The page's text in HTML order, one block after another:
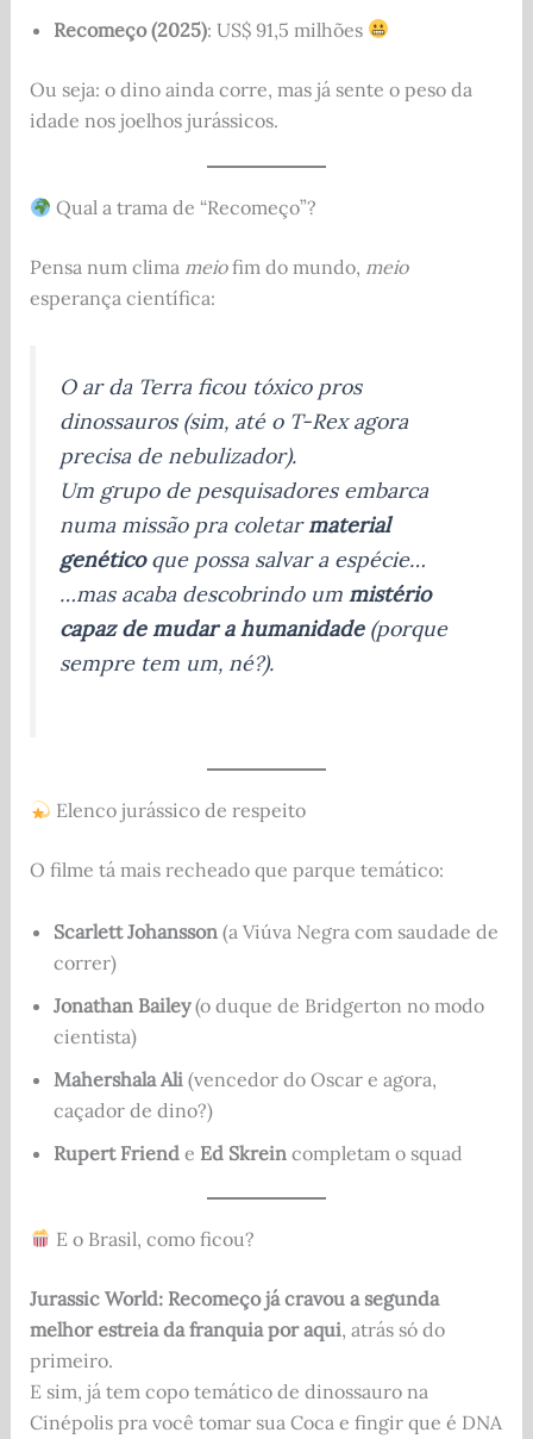
Recomeço (2025): US$ 91,5 milhões
Ou seja: o dino ainda corre, mas já sente o peso da
idade nos joelhos jurássicos.
Qual a trama de “Recomeço”?
Pensa num clima meiofim do mundo, meio
esperança científica:
O ar da Terra ficou tóxico pros
dinossauros (sim, até o T-Rex agora
precisa de nebulizador).
Um grupo de pesquisadores embarca
numa missão pra coletarmaterial
genéticoque possa salvar a espécie…
…mas acaba descobrindo um mistério
capaz de mudar a humanidade(porque
sempre tem um, né?).
Elenco jurássico de respeito
O filme tá mais recheado que parque temático:
Scarlett Johansson(a Viúva Negra com saudade de
correr)
Jonathan Bailey(o duque de Bridgerton no modo
cientista)
Mahershala Ali(vencedor do Oscar e agora,
caçador de dino?)
Rupert Friende Ed Skreincompletam o squad
E o Brasil, como ficou?
Jurassic World: Recomeço já cravou a segunda
melhor estreia da franquia por aqui, atrás só do
primeiro.
E sim, já tem copo temático de dinossauro na
Cinépolis pra você tomar sua Coca e fingir que é DNA